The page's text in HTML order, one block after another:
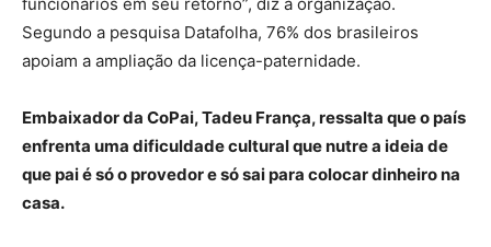
funcionários em seu retorno”, diz a organização.
Segundo a pesquisa Datafolha, 76% dos brasileiros
apoiam a ampliação da licença-paternidade.
Embaixador da CoPai, Tadeu França, ressalta que o país
enfrenta uma dificuldade cultural que nutre a ideia de
que pai é só o provedor e só sai para colocar dinheiro na
casa.